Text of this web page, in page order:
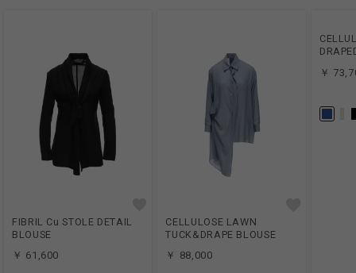
FIBRIL Cu STOLE DETAIL
BLOUSE
￥ 61,600
CELLULOSE LAWN
TUCK&DRAPE BLOUSE
￥ 88,000
￥